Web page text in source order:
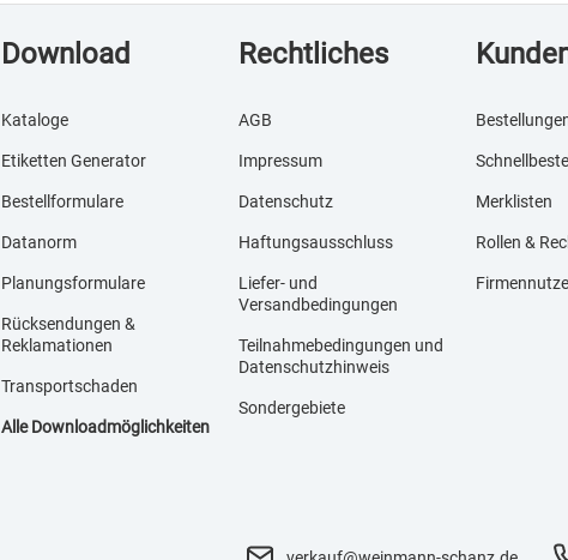
Download
Kataloge
Etiketten Generator
Bestellformulare
Datanorm
Planungsformulare
Rücksendungen &
Reklamationen
Transportschaden
Alle Downloadmöglichkeiten
Rechtliches
AGB
Impressum
Datenschutz
Haftungsausschluss
Liefer- und
Versandbedingungen
Teilnahmebedingungen und
Datenschutzhinweis
Sondergebiete
Merklisten
Rollen &